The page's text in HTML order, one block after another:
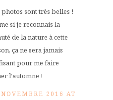
photos sont très belles !
si je reconnais la
de la nature à cette
ça ne sera jamais
pour me faire
l’automne !
2016 AT